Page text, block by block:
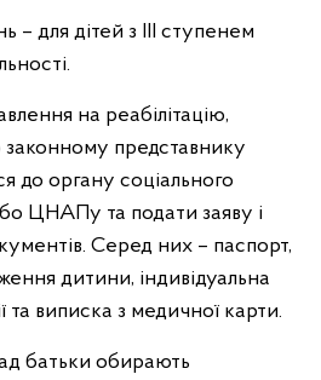
для дітей з ІІІ ступенем
на реабілітацію,
законному представнику
до органу соціального
ЦНАПу та подати заяву і
Серед них – паспорт,
дитини, індивідуальна
та виписка з медичної карти.
батьки обирають